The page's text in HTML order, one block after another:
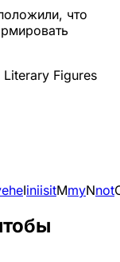
что
Figures
heIiniisitMmyNnot